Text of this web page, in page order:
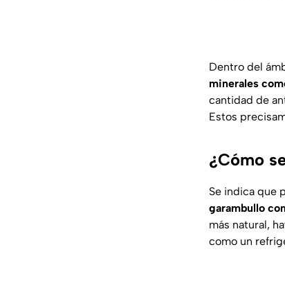
Dentro del
minerales
cantidad de
Estos
¿Cómo
Se indica que
garambullo
más natural,
como un